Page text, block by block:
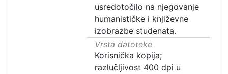
usredotočilo na njegovanje
humanističke i književne
izobrazbe studenata.
Vrsta datoteke
Korisnička kopija;
razlučljivost 400 dpi u